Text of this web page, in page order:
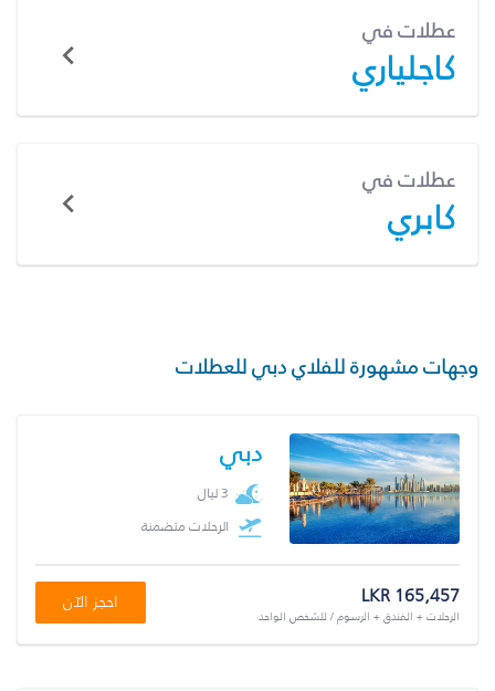
عطلات في
كاجلياري
عطلات في
كابري
وجهات مشهورة للفلاي دبي للعطلات
دبي
3 ليال
الرحلات متضمنة
LKR 165,457
الرحلات + الفندق + الرسوم / للشخص الواحد
احجز الآن